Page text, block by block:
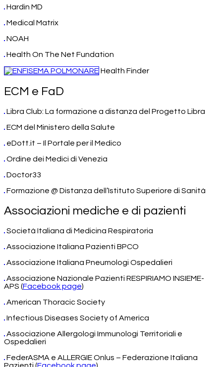
Hardin MD
Medical Matrix
NOAH
Health On The Net Fundation
Health Finder
ECM e FaD
Libra Club: La formazione a distanza del Progetto Libra
ECM del Ministero della Salute
eDott.it – Il Portale per il Medico
Ordine dei Medici di Venezia
Doctor33
Formazione @ Distanza dell’Istituto Superiore di Sanità
Associazioni mediche e di pazienti
Società Italiana di Medicina Respiratoria
Associazione Italiana Pazienti BPCO
Associazione Italiana Pneumologi Ospedalieri
Associazione Nazionale Pazienti RESPIRIAMO INSIEME-
APS (Facebook page)
American Thoracic Society
Infectious Diseases Society of America
Associazione Allergologi Immunologi Territoriali e
Ospedalieri
FederASMA e ALLERGIE Onlus – Federazione Italiana